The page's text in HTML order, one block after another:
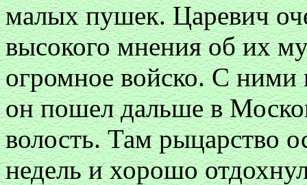
малых пушек. Царевич
высокого мнения об их
огромное войско. С
он пошел дальше в
волость. Там рыцарство
недель и хорошо